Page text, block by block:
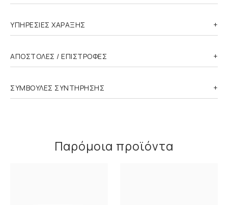
ΥΠΗΡΕΣΙΕΣ ΧΑΡΑΞΗΣ
ΑΠΟΣΤΟΛΕΣ / ΕΠΙΣΤΡΟΦΕΣ
ΣΥΜΒΟΥΛΕΣ ΣΥΝΤΗΡΗΣΗΣ
Παρόμοια προϊόντα